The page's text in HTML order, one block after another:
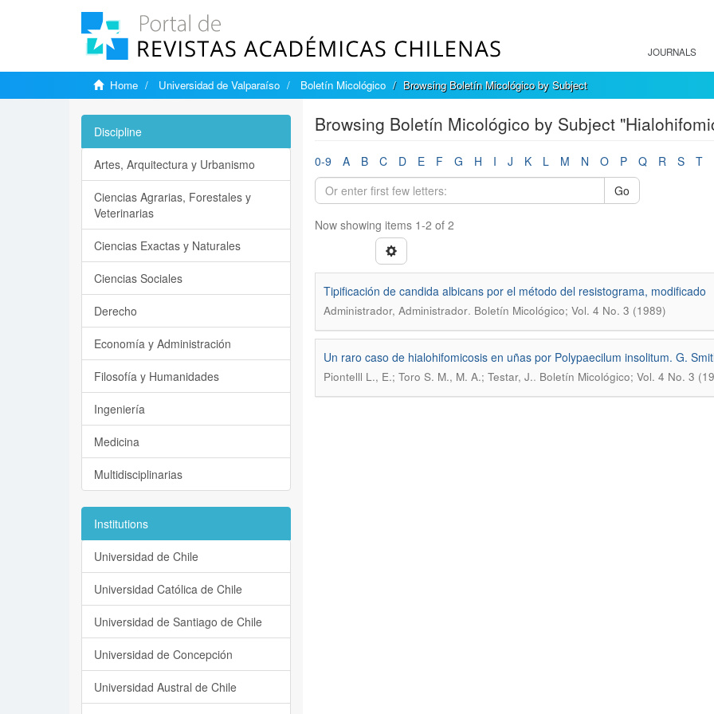
JOURNALS
Home Universidad de Valparaíso Boletín Micológico Browsing Boletín Micológico by Subject
Browsing Boletín Micológico by Subject
0-9 A B C D E F G H I J K L M N O P Q R S T
Go
Now showing items 1-2 of 2
Tipificación de candida albicans por el método del resistograma, modificado
Administrador, Administrador. Boletín Micológico; Vol. 4 No. 3 (1989)
Un raro caso de hialohifomicosis en uñas por Polypaecilum insolitum. G.
Piontelll L., E.; Toro S. M., M. A.; Testar, J.. Boletín Micológico; Vol. 4 No. 3
Discipline
Artes, Arquitectura y Urbanismo
Ciencias Agrarias, Forestales y
Veterinarias
Ciencias Exactas y Naturales
Ciencias Sociales
Derecho
Economía y Administración
Filosofía y Humanidades
Ingeniería
Medicina
Multidisciplinarias
Institutions
Universidad de Chile
Universidad Católica de Chile
Universidad de Santiago de Chile
Universidad de Concepción
Universidad Austral de Chile